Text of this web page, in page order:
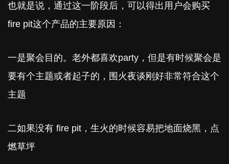
也就是说，通过这一阶段后，可以得出用户会购买
fire pit这个产品的主要原因：
一是聚会目的。老外都喜欢party，但是有时候聚会是
要有个主题或者起子的，围火夜谈刚好非常符合这个
主题
二如果没有 fire pit，生火的时候容易把地面烧黑，点
燃草坪